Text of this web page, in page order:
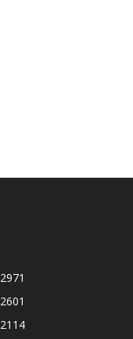
2971
2601
2114